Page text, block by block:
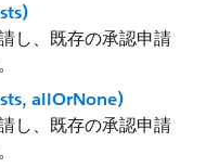
し、既存の承認申請
allOrNone)
し、既存の承認申請